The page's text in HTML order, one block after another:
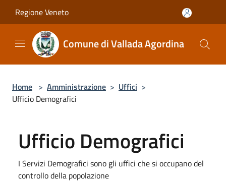
Regione Veneto
Comune di Vallada Agordina
Home > Amministrazione > Uffici >
Ufficio Demografici
Ufficio Demografici
I Servizi Demografici sono gli uffici che si occupano del
controllo della popolazione